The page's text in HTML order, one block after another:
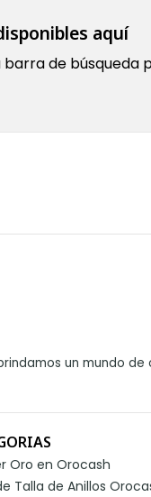
aquí
de
un mundo
Oro en Orocash
Talla de Anillos